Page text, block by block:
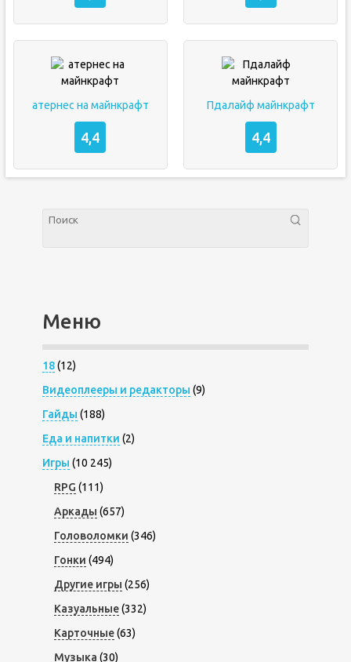
атернес на майнкрафт
4,4
Пдалайф майнкрафт
4,4
Меню
18(12)
Видеоплееры и редакторы (9)
Гайды (188)
Еда и напитки (2)
Игры (10 245)
RPG (111)
Аркады (657)
Головоломки (346)
Гонки (494)
Другие игры (256)
Казуальные(332)
Карточные(63)
Музыка (30)